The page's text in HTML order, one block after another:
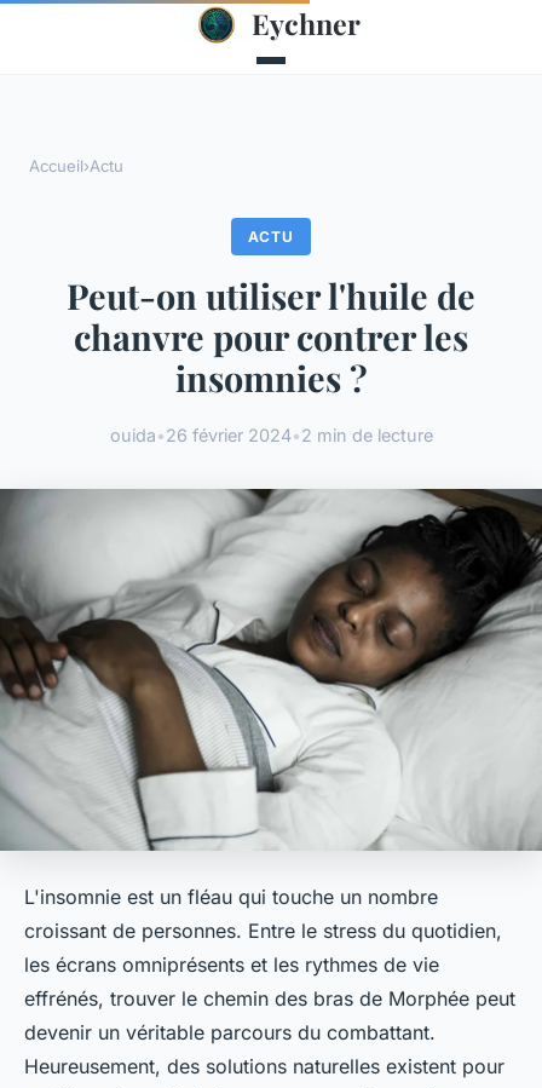
Eychner
Accueil›Actu
ACTU
Peut-on utiliser l'huile de
chanvre pour contrer les
insomnies ?
ouida•26 février 2024•2 min de lecture
L'insomnie est un fléau qui touche un nombre
croissant de personnes. Entre le stress du quotidien,
les écrans omniprésents et les rythmes de vie
effrénés, trouver le chemin des bras de Morphée peut
devenir un véritable parcours du combattant.
Heureusement, des solutions naturelles existent pour